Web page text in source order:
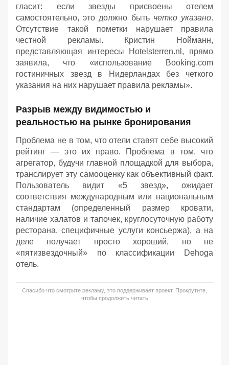
гласит: если звезды присвоены отелем
самостоятельно, это должно быть четко указано.
Отсутствие такой пометки нарушает правила
честной рекламы. Кристин Нойманн,
представляющая интересы Hotelsterren.nl, прямо
заявила, что «использование Booking.com
гостиничных звезд в Нидерландах без четкого
указания на них нарушает правила рекламы».
Разрыв между видимостью и
реальностью на рынке бронирования
Проблема не в том, что отели ставят себе высокий
рейтинг — это их право. Проблема в том, что
агрегатор, будучи главной площадкой для выбора,
транслирует эту самооценку как объективный факт.
Пользователь видит «5 звезд», ожидает
соответствия международным или национальным
стандартам (определенный размер кровати,
наличие халатов и тапочек, круглосуточную работу
ресторана, специфичные услуги консьержа), а на
деле получает просто хороший, но не
«пятизвездочный» по классификации Dehoga
отель.
Спасибо что смотрите рекламу, это поддерживает проект. Прокрутите,
чтобы продолжить читать